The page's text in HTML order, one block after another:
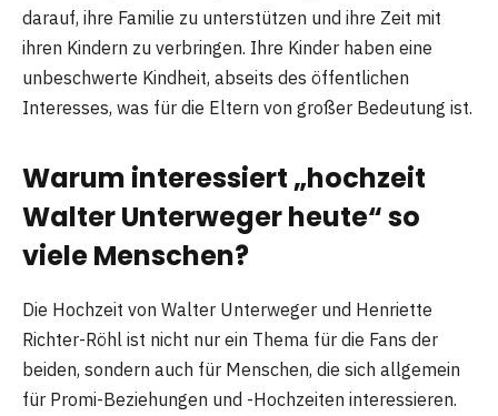
darauf, ihre Familie zu unterstützen und ihre Zeit mit
ihren Kindern zu verbringen. Ihre Kinder haben eine
unbeschwerte Kindheit, abseits des öffentlichen
Interesses, was für die Eltern von großer Bedeutung ist.
Warum interessiert „hochzeit
Walter Unterweger heute“ so
viele Menschen?
Die Hochzeit von Walter Unterweger und Henriette
Richter-Röhl ist nicht nur ein Thema für die Fans der
beiden, sondern auch für Menschen, die sich allgemein
für Promi-Beziehungen und -Hochzeiten interessieren.